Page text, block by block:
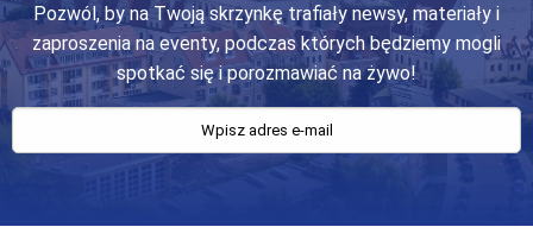
Pozwól, by na Twoją skrzynkę trafiały newsy, materiały i
zaproszenia na eventy, podczas których będziemy mogli
spotkać się i porozmawiać na żywo!